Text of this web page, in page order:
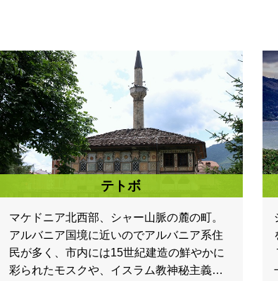
テトボ
マケドニア北西部、シャー山脈の麓の町。
アルバニア国境に近いのでアルバニア系住
民が多く、市内には15世紀建造の鮮やかに
彩られたモスクや、イスラム教神秘主義の